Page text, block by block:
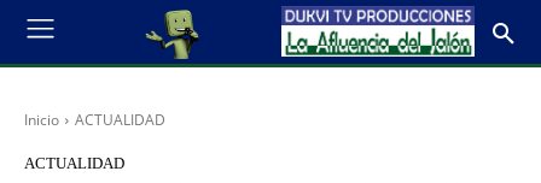
Inicio ACTUALIDAD
ACTUALIDAD